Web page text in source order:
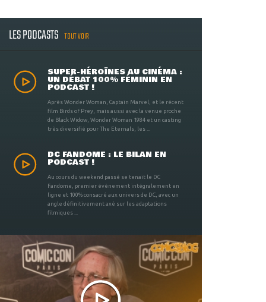
LES PODCASTS TOUT VOIR
SUPER-HÉROÏNES AU CINÉMA :
UN DÉBAT 100% FÉMININ EN
PODCAST !
Après Wonder Woman, Captain Marvel, et le récent
film Birds of Prey, mais aussi avec la venue proche
de Black Widow, Wonder Woman 1984 et un casting
très diversifié pour The Eternals, les ...
DC FANDOME : LE BILAN EN
PODCAST !
Au cours du weekend passé se tenait le DC
Fandome, premier évènement intégralement en
ligne et 100% consacré aux univers de DC, avec un
angle définitivement axé sur les adaptations
filmiques ...